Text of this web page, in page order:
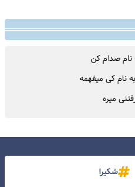
نام صدام کن
نام کی میفهمه
میره
شکیرا